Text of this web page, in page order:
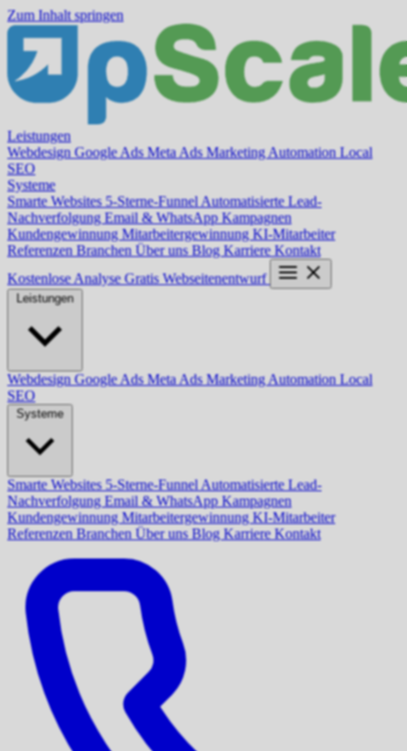
Zum Inhalt springen
Leistungen
WebdesignGoogle Ads Meta Ads Marketing Automation Local
SEO
Systeme
Smarte Websites5-Sterne-FunnelAutomatisierte Lead-
Nachverfolgung Email & WhatsApp Kampagnen
Kundengewinnung Mitarbeitergewinnung KI-Mitarbeiter
Referenzen Branchen Über uns Blog Karriere Kontakt
Kostenlose AnalyseGratis Webseitenentwurf
Leistungen
WebdesignGoogle Ads Meta Ads Marketing Automation Local
SEO
Systeme
Smarte Websites5-Sterne-FunnelAutomatisierte Lead-
Nachverfolgung Email & WhatsApp Kampagnen
Kundengewinnung Mitarbeitergewinnung KI-Mitarbeiter
Referenzen Branchen Über uns Blog Karriere Kontakt